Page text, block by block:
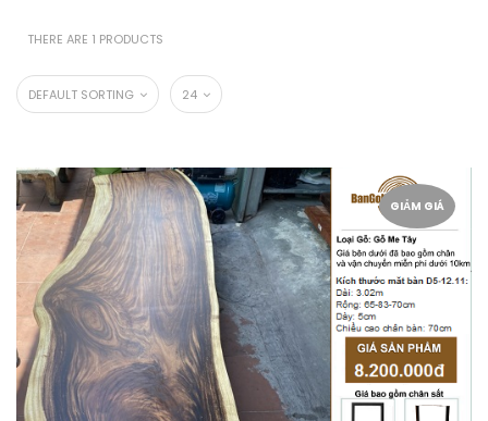
THERE ARE 1 PRODUCTS
DEFAULT SORTING 24
GIẢM GIÁ